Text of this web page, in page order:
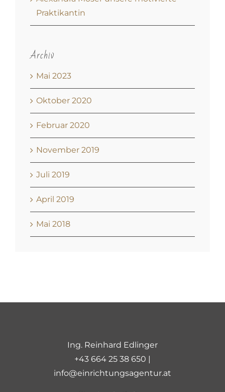
Praktikantin
Archiv
Mai 2023
Oktober 2020
Februar 2020
November 2019
Juli 2019
April 2019
Mai 2018
Ing. Reinhard Edlinger
+43 664 25 38 650 |
info@einrichtungsagentur.at